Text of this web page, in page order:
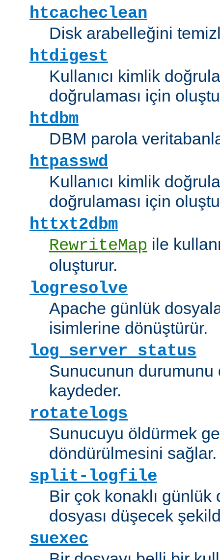
htcacheclean
Disk arabelleğini
htdigest
Kullanıcı kimlik
doğrulaması için
htdbm
DBM parola
htpasswd
Kullanıcı kimlik
doğrulaması için
httxt2dbm
RewriteMap ile
oluşturur.
logresolve
Apache günlük
isimlerine dönüştürür.
log_server_status
Sunucunun durumunu
kaydeder.
rotatelogs
Sunucuyu öldürmek
döndürülmesini sağlar.
split-logfile
Bir çok konaklı günlük
dosyası düşecek
suexec